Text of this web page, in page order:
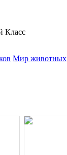
Класс
Мир животных